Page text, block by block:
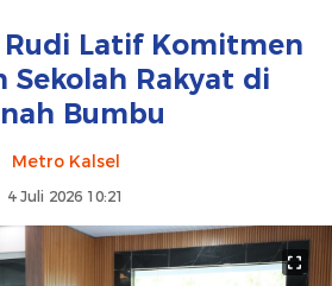
Latif Komitmen
Sekolah Rakyat di
Bumbu
Metro Kalsel
4 Juli 2026 10:21